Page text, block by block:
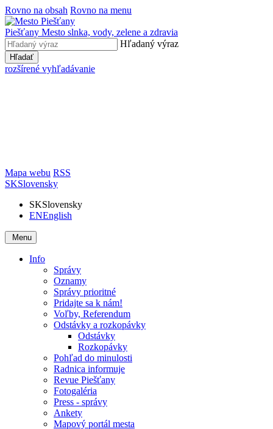
Rovno na obsah Rovno na menu
Piešťany Mesto slnka, vody, zelene a zdravia
Hľadaný výraz
Hľadať
rozšírené vyhľadávanie
Mapa webu RSS
SKSlovensky
SKSlovensky
ENEnglish
Menu
Info
Správy
Oznamy
Správy prioritné
Pridajte sa k nám!
Voľby, Referendum
Odstávky a rozkopávky
Odstávky
Rozkopávky
Pohľad do minulosti
Radnica informuje
Revue Piešťany
Fotogaléria
Press - správy
Ankety
Mapový portál mesta